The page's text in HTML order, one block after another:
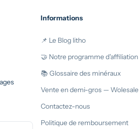
Informations
📌 Le Blog litho
🤝 Notre programme d'affiliation
📚 Glossaire des minéraux
Vente en demi-gros — Wolesale
Contactez-nous
Politique de remboursement